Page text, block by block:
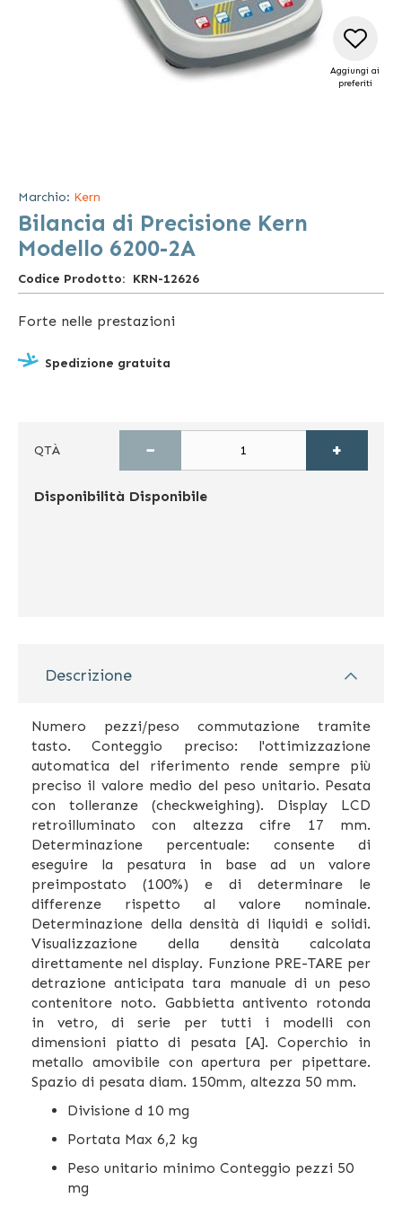
galleria
di
immagini
Aggiungi ai
preferiti
Marchio: Kern
Bilancia di Precisione Kern
Modello 6200-2A
Codice Prodotto KRN-12626
Forte nelle prestazioni
Spedizione gratuita
QTÀ − +
Disponibilità Disponibile
Descrizione
Numero pezzi/peso commutazione tramite
tasto. Conteggio preciso: l'ottimizzazione
automatica del riferimento rende sempre più
preciso il valore medio del peso unitario. Pesata
con tolleranze (checkweighing). Display LCD
retroilluminato con altezza cifre 17 mm.
Determinazione percentuale: consente di
eseguire la pesatura in base ad un valore
preimpostato (100%) e di determinare le
differenze rispetto al valore nominale.
Determinazione della densità di liquidi e solidi.
Visualizzazione della densità calcolata
direttamente nel display. Funzione PRE-TARE per
detrazione anticipata tara manuale di un peso
contenitore noto. Gabbietta antivento rotonda
in vetro, di serie per tutti i modelli con
dimensioni piatto di pesata [A]. Coperchio in
metallo amovibile con apertura per pipettare.
Spazio di pesata diam. 150mm, altezza 50 mm.
Divisione d 10 mg
Portata Max 6,2 kg
Peso unitario minimo Conteggio pezzi 50
mg